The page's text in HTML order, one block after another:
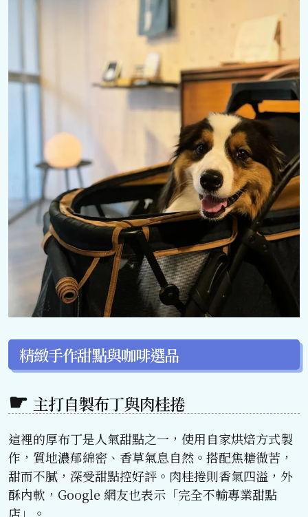
精緻手作甜點與咖啡選品
主打自製布丁與肉桂捲
這裡的厚布丁是人氣甜點之一，使用自家烘焙方式製
作，質地濃郁綿密、香草氣息自然。搭配焦糖微苦，
甜而不膩，深受甜點控好評。肉桂捲則香氣四溢，外
酥內軟，Google 網友也表示「完全不輸專業甜點
店」。